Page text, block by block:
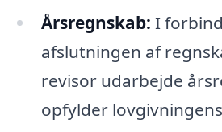
Årsregnskab: I
afslutningen af
revisor udarbejde
opfylder